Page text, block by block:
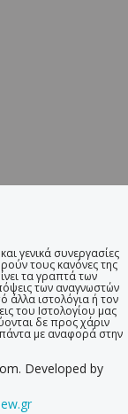
γενικά συνεργασίες
τους κανόνες της
τα γραπτά των
των αναγνωστών
άλλα ιστολόγια ή τον
του Ιστολογίου μας
δε προς χάριν
με αναφορά στην
Developed by